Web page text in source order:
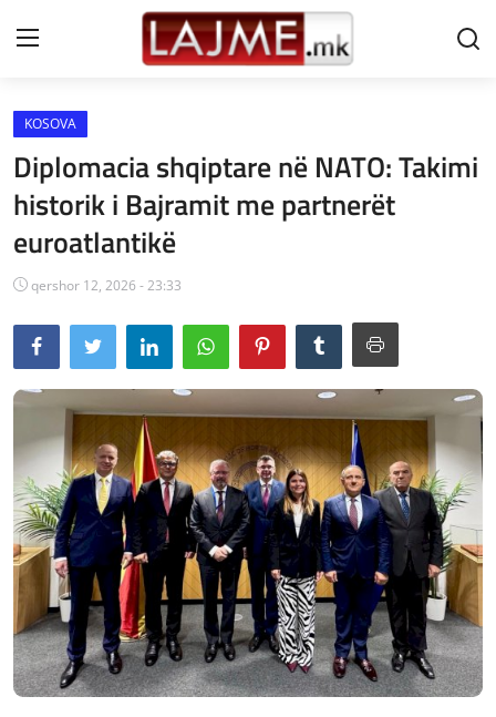
Shtëpi
LAJME MAQEDONI
SHQIPERI
KOSOVA
LAJME NGA BOTA
SHOWBIZ
SPORT
SHENDETI
JETA
Gallery
Shqip
KOSOVA
Diplomacia shqiptare në NATO: Takimi
historik i Bajramit me partnerët
euroatlantikë
qershor 12, 2026 - 23:33